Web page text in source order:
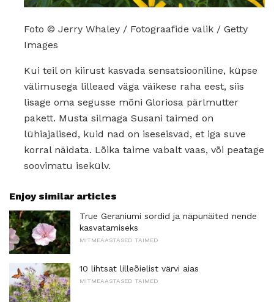
Foto © Jerry Whaley / Fotograafide valik / Getty
Images
Kui teil on kiirust kasvada sensatsiooniline, küpse
välimusega lilleaed väga väikese raha eest, siis
lisage oma segusse mõni Gloriosa pärlmutter
pakett. Musta silmaga Susani taimed on
lühiajalised, kuid nad on iseseisvad, et iga suve
korral näidata. Lõika taime vabalt vaas, või peatage
soovimatu isekülv.
Enjoy similar articles
True Geraniumi sordid ja näpunäited nende
kasvatamiseks
MITMEAASTASED TAIMED
10 lihtsat lilleõielist värvi aias
MITMEAASTASED TAIMED